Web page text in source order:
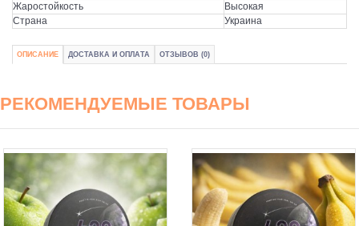
Жаростойкость
Высокая
Страна
Украина
ОПИСАНИЕ ДОСТАВКА И ОПЛАТА ОТЗЫВОВ (0)
РЕКОМЕНДУЕМЫЕ ТОВАРЫ